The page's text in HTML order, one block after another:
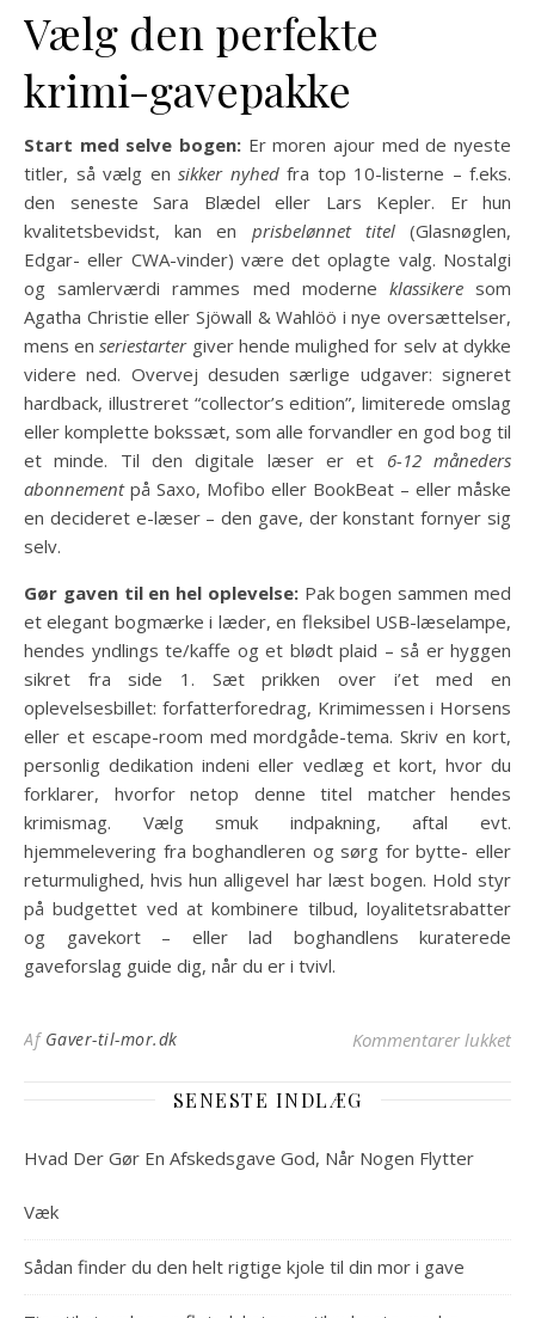
Vælg den perfekte
krimi-gavepakke
Start med selve bogen: Er moren ajour med de nyeste
titler, så vælg en sikker nyhedfra top 10-listerne – f.eks.
den seneste Sara Blædel eller Lars Kepler. Er hun
kvalitetsbevidst, kan en prisbelønnet titel(Glasnøglen,
Edgar- eller CWA-vinder) være det oplagte valg. Nostalgi
og samlerværdi rammes med moderne klassikeresom
Agatha Christie eller Sjöwall & Wahlöö i nye oversættelser,
mens enseriestartergiver hende mulighed for selv at dykke
videre ned. Overvej desuden særlige udgaver: signeret
hardback, illustreret “collector’s edition”, limiterede omslag
eller komplette bokssæt, som alle forvandler en god bog til
et minde. Til den digitale læser er et 6-12 måneders
abonnementpå Saxo, Mofibo eller BookBeat – eller måske
en decideret e-læser – den gave, der konstant fornyer sig
selv.
Gør gaven til en hel oplevelse:Pak bogen sammen med
et elegant bogmærke i læder, en fleksibel USB-læselampe,
hendes yndlings te/kaffe og et blødt plaid – så er hyggen
sikret fra side 1. Sæt prikken over i’et med en
oplevelsesbillet: forfatterforedrag, Krimimessen i Horsens
eller et escape-room med mordgåde-tema. Skriv en kort,
personlig dedikation indeni eller vedlæg et kort, hvor du
forklarer, hvorfor netop denne titel matcher hendes
krimismag. Vælg smuk indpakning, aftal evt.
hjemmelevering fra boghandleren og sørg for bytte- eller
returmulighed, hvis hun alligevel har læst bogen. Hold styr
på budgettet ved at kombinere tilbud, loyalitetsrabatter
og gavekort – eller lad boghandlens kuraterede
gaveforslag guide dig, når du er i tvivl.
Af Gaver-til-mor.dk Kommentarer lukkettil
SENESTE INDLÆG
Hvad Der Gør En Afskedsgave God, Når Nogen Flytter
Væk
Sådan finder du den helt rigtige kjole til din mor i gave